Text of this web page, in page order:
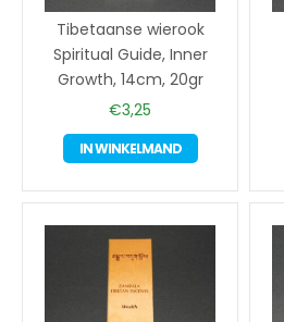
Tibetaanse wierook
Spiritual Guide, Inner
Growth, 14cm, 20gr
€3,25
IN WINKELMAND